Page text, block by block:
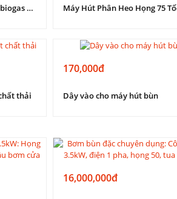
Máy Hút Chất Thải, hút bể biogas họng 75 Cửa Ngang Động Cơ Toàn Phát Bền Bỉ
thải
170,000đ
Dây vào cho máy hút bùn
16,000,000đ